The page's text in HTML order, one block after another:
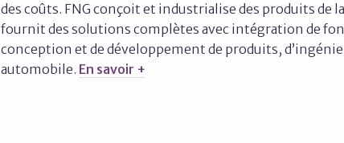
des coûts. FNG conçoit et industrialise des produits de
fournit des solutions complètes avec intégration de
conception et de développement de produits,
automobile. En savoir +